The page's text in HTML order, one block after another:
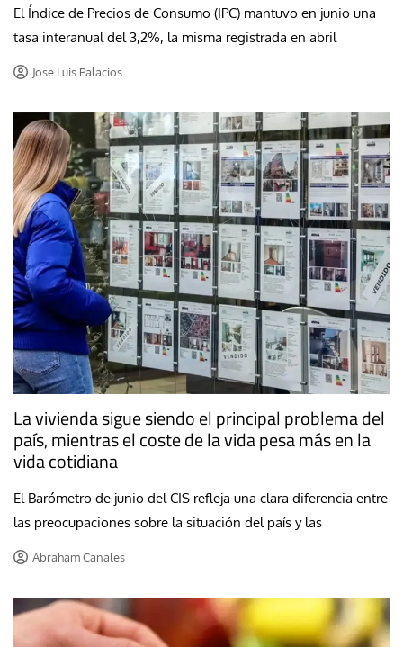
El Índice de Precios de Consumo (IPC) mantuvo en junio una
tasa interanual del 3,2%, la misma registrada en abril
Jose Luis Palacios
La vivienda sigue siendo el principal problema del
país, mientras el coste de la vida pesa más en la
vida cotidiana
El Barómetro de junio del CIS refleja una clara diferencia entre
las preocupaciones sobre la situación del país y las
Abraham Canales